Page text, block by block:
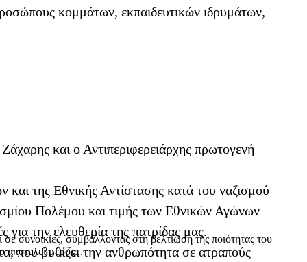
συνοικίες, συμβάλλοντας στη βελτίωση της ποιότητας του
αποτελεί μέρος...
κομμάτων, εκπαιδευτικών ιδρυμάτων,
και ο Αντιπεριφερειάρχης πρωτογενή
της Εθνικής Αντίστασης κατά του ναζισμού
Πολέμου και τιμής των Εθνικών Αγώνων
την ελευθερία της πατρίδας μας.
που βυθίζει την ανθρωπότητα σε ατραπούς